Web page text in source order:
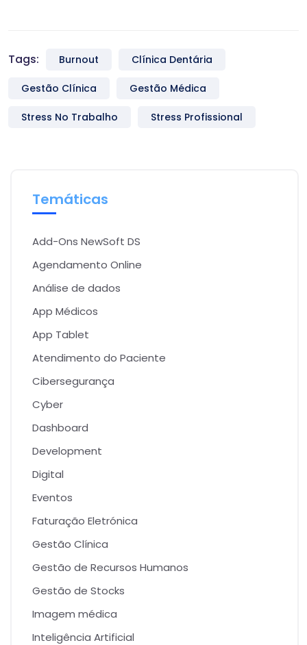
Tags: Burnout Clínica Dentária
Gestão Clínica Gestão Médica
Stress No Trabalho Stress Profissional
Temáticas
Add-Ons NewSoft DS
Agendamento Online
Análise de dados
App Médicos
App Tablet
Atendimento do Paciente
Cibersegurança
Cyber
Dashboard
Development
Digital
Eventos
Faturação Eletrónica
Gestão Clínica
Gestão de Recursos Humanos
Gestão de Stocks
Imagem médica
Inteligência Artificial